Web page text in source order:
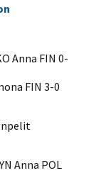
Anna FIN 0-
FIN 3-0
Anna POL